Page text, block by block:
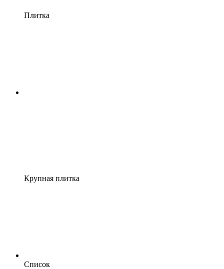
Плитка
Крупная плитка
Список